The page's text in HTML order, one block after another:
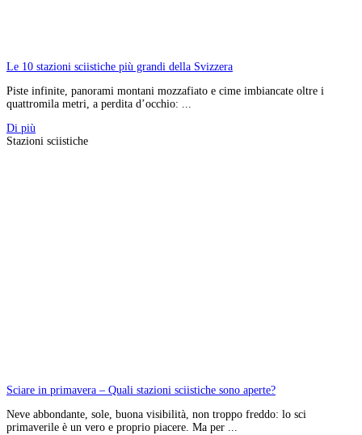
Le 10 stazioni sciistiche più grandi della Svizzera
Piste infinite, panorami montani mozzafiato e cime imbiancate oltre i
quattromila metri, a perdita d’occhio: ...
Di più
Stazioni sciistiche
Sciare in primavera – Quali stazioni sciistiche sono aperte?
Neve abbondante, sole, buona visibilità, non troppo freddo: lo sci
primaverile è un vero e proprio piacere. Ma per ...